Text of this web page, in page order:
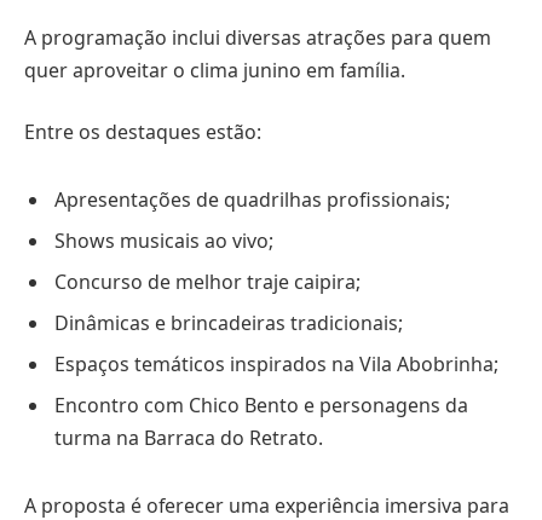
A programação inclui diversas atrações para quem
quer aproveitar o clima junino em família.
Entre os destaques estão:
Apresentações de quadrilhas profissionais;
Shows musicais ao vivo;
Concurso de melhor traje caipira;
Dinâmicas e brincadeiras tradicionais;
Espaços temáticos inspirados na Vila Abobrinha;
Encontro com Chico Bento e personagens da
turma na Barraca do Retrato.
A proposta é oferecer uma experiência imersiva para